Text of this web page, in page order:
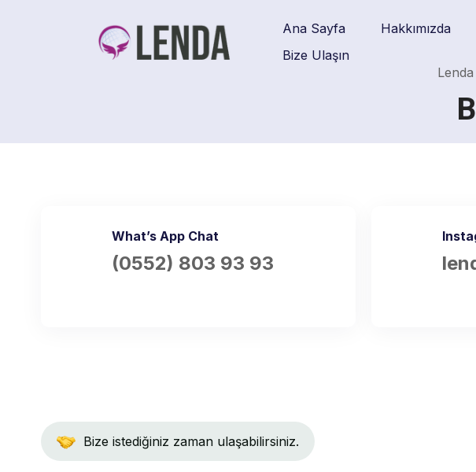
Ana Sayfa Hakkımızda
Bize Ulaşın
What’s App Chat
(0552) 803 93 93
Bize istediğiniz zaman ulaşabilirsiniz.